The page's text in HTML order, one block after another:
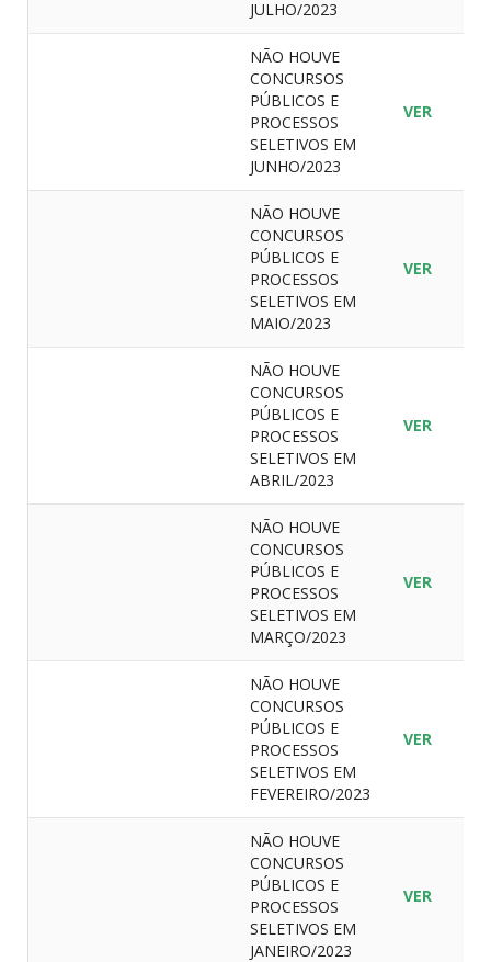
JULHO/2023
NÃO HOUVE
CONCURSOS
PÚBLICOS E
PROCESSOS
SELETIVOS EM
JUNHO/2023
VER
NÃO HOUVE
CONCURSOS
PÚBLICOS E
PROCESSOS
SELETIVOS EM
MAIO/2023
VER
NÃO HOUVE
CONCURSOS
PÚBLICOS E
PROCESSOS
SELETIVOS EM
ABRIL/2023
VER
NÃO HOUVE
CONCURSOS
PÚBLICOS E
PROCESSOS
SELETIVOS EM
MARÇO/2023
VER
NÃO HOUVE
CONCURSOS
PÚBLICOS E
PROCESSOS
SELETIVOS EM
FEVEREIRO/2023
VER
NÃO HOUVE
CONCURSOS
PÚBLICOS E
PROCESSOS
SELETIVOS EM
JANEIRO/2023
VER